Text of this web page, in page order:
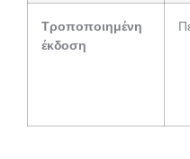
Τροποποιημένη
έκδοση